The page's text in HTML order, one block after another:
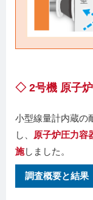
◇ 2号機 原子
小型線量計内蔵の
し、
原子炉圧力容
施しました。
調査概要と結果